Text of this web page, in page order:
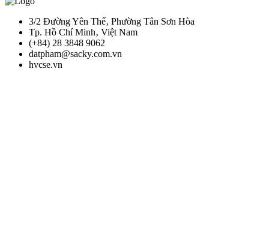
3/2 Đường Yên Thế‚ Phường Tân Sơn Hòa
Tp. Hồ Chí Minh‚ Việt Nam
(+84) 28 3848 9062
datpham@sacky.com.vn
hvcse.vn